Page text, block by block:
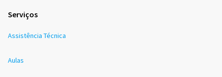
Serviços
Assistência Técnica
Aulas